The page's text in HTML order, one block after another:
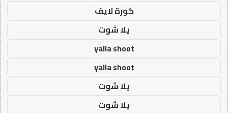
كورة لايف
يلا شوت
yalla shoot
yalla shoot
يلا شوت
يلا شوت